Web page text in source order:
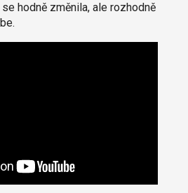
hodně změnila, ale rozhodně